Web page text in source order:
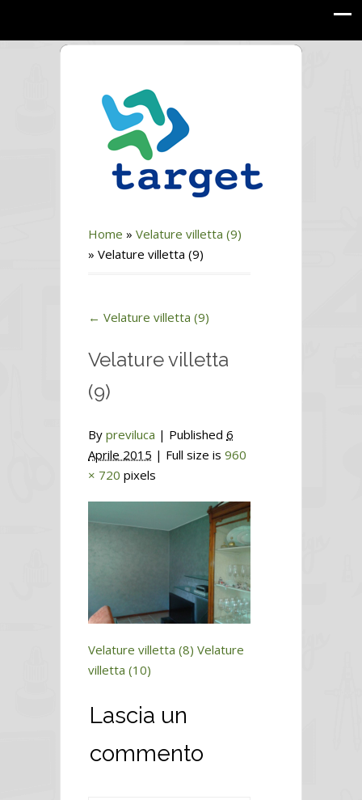
Home » Velature villetta (9)
» Velature villetta (9)
← Velature villetta (9)
Velature villetta
(9)
By previluca | Published 6
Aprile 2015 | Full size is 960
× 720 pixels
Velature villetta (8) Velature
villetta (10)
Lascia un
commento